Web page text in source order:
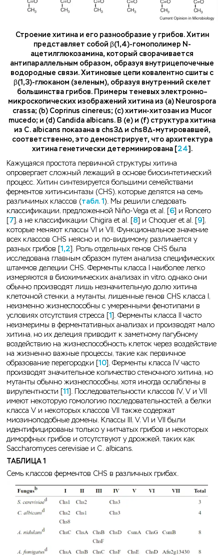
Строение хитина и его разнообразие у грибов. Хитин
представляет собой β(1,4)-гомополимер N-
ацетилглюкозамина, который сворачивается
антипараллельным образом, образуя внутрицепочечные
водородные связи. Хитиновые цепи ковалентно сшиты с
β(1,3)-глюканом (зеленым), образуя внутренний скелет
большинства грибов. Примеры теневых электронно–
микроскопических изображений хитина из (а) Neurospora
crassa; (b) Coprinus cinereus; (c) хитин-хитозан из Mucor
mucedo; и (d) Candida albicans. В (e) и (f) структура хитина
из C. albicans показана в chs3Δ и chs8Δ-мутировавшей,
соответственно, это демонстрирует, что архитектура
хитина генетически детерминирована [24].
Кажущаяся простота первичной структуры хитина
опровергает сложный лежащий в основе биосинтетический
процесс. Хитин синтезируется большими семействами
ферментов хитинсинтазы (CHS), которые делятся на семь
различимых классов (табл. 1). Мы решили следовать
классификации, предложенной Niño-Vega et al. [6] и Roncero
[7], а не классификации Chigira et al. [8] и Choquer et al. [9],
которые меняют классы VI и VII. Функциональное значение
всех классов CHS неясно и, по-видимому, различается у
разных грибов [1,2]. Роль отдельных генов CHS была
исследована главным образом путем анализа специфических
штаммов делеции CHS. Ферменты класса I наиболее легко
измеряются в биохимических анализах in vitro, однако они
обычно производят лишь незначительную долю хитина
клеточной стенки, а мутанты, лишенные генов CHS класса I,
неизменно жизнеспособны с умеренными фенотипами в
условиях отсутствия стресса [1]. Ферменты класса II часто
неизмеримы в ферментативных анализах и производят мало
хитина, но их делеция приводит к заметному пагубному
воздействию на жизнеспособность клеток через воздействие
на жизненно важные процессы, такие как первичное
образование перегородки [10]. Ферменты класса IV часто
производят значительное количество стеночного хитина, но
мутанты обычно жизнеспособны, хотя иногда ослаблены в
вирулентности [11]. Последовательности классов IV, V и VII
имеют некоторую гомологию последовательностей, а белки
класса V и некоторых классов VII также содержат
миозиноподобные домены. Классы III, V, VI и VII были
идентифицированы только у нитчатых грибов и некоторых
диморфных грибов и отсутствуют у дрожжей, таких как
Saccharomyces cerevisiae и C. albicans.
ТАБЛИЦА 1
Семь классов ферментов CHS в различных грибах.